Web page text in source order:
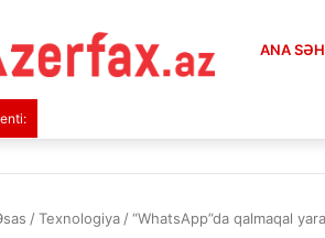
ANA
/Texnologiya /​“WhatsApp”da qalmaqal